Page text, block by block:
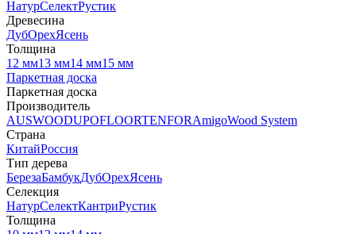
НатурСелектРустик
Древесина
ДубОрехЯсень
Толщина
12 мм13 мм14 мм15 мм
Паркетная доска
Паркетная доска
Производитель
AUSWOODUPOFLOORTENFORAmigoWood System
Страна
КитайРоссия
Тип дерева
БерезаБамбукДубОрехЯсень
Селекция
НатурСелектКантриРустик
Толщина